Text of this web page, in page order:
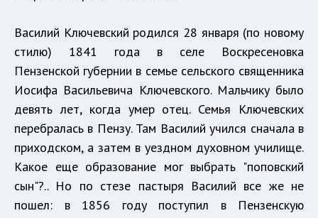
Василий Ключевский родился 28 января (по новому
стилю) 1841 года в селе Воскресеновка
Пензенской губернии в семье сельского священника
Иосифа Васильевича Ключевского. Мальчику было
девять лет, когда умер отец. Семья Ключевских
перебралась в Пензу. Там Василий учился сначала в
приходском, а затем в уездном духовном училище.
Какое еще образование мог выбрать "поповский
сын"?.. Но по стезе пастыря Василий все же не
пошел: в 1856 году поступил в Пензенскую